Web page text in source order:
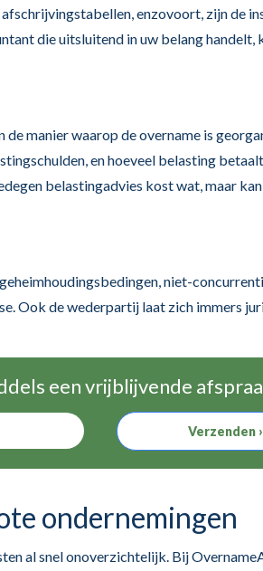
enzovoort, zijn de
die uitsluitend in uw belang handelt,
manier waarop de overname is
en hoeveel belasting
belastingadvies kost wat, maar kan
niet-
Ook de wederpartij laat zich immers
een vrijblijvende
Verzenden ›
ondernemingen
al snel onoverzichtelijk. Bij